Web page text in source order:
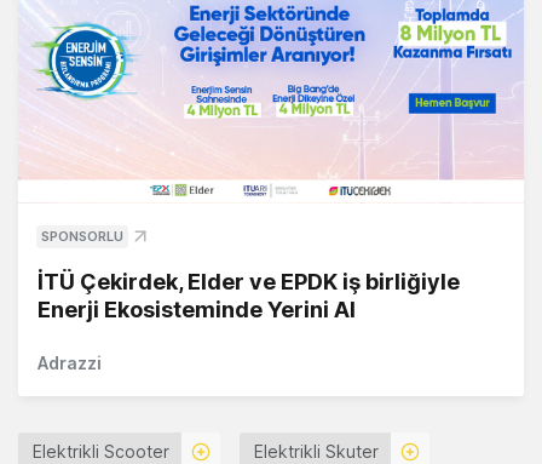
SPONSORLU
İTÜ Çekirdek, Elder ve EPDK iş birliğiyle
Enerji Ekosisteminde Yerini Al
Adrazzi
Elektrikli Scooter Elektrikli Skuter